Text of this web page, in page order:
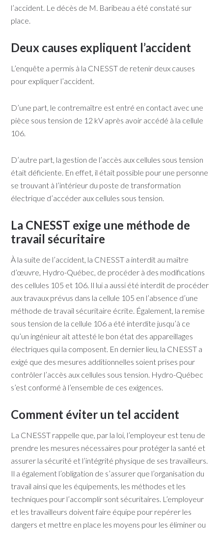
l’accident. Le décès de M. Baribeau a été constaté sur
place.
Deux causes expliquent l’accident
L’enquête a permis à la CNESST de retenir deux causes
pour expliquer l’accident.
D’une part, le contremaître est entré en contact avec une
pièce sous tension de 12 kV après avoir accédé à la cellule
106.
D’autre part, la gestion de l’accès aux cellules sous tension
était déficiente. En effet, il était possible pour une personne
se trouvant à l’intérieur du poste de transformation
électrique d’accéder aux cellules sous tension.
La CNESST exige une méthode de
travail sécuritaire
À la suite de l’accident, la CNESST a interdit au maître
d’œuvre, Hydro-Québec, de procéder à des modifications
des cellules 105 et 106. Il lui a aussi été interdit de procéder
aux travaux prévus dans la cellule 105 en l’absence d’une
méthode de travail sécuritaire écrite. Également, la remise
sous tension de la cellule 106 a été interdite jusqu’à ce
qu’un ingénieur ait attesté le bon état des appareillages
électriques qui la composent. En dernier lieu, la CNESST a
exigé que des mesures additionnelles soient prises pour
contrôler l’accès aux cellules sous tension. Hydro-Québec
s’est conformé à l’ensemble de ces exigences.
Comment éviter un tel accident
La CNESST rappelle que, par la loi, l’employeur est tenu de
prendre les mesures nécessaires pour protéger la santé et
assurer la sécurité et l’intégrité physique de ses travailleurs.
Il a également l’obligation de s’assurer que l’organisation du
travail ainsi que les équipements, les méthodes et les
techniques pour l’accomplir sont sécuritaires. L’employeur
et les travailleurs doivent faire équipe pour repérer les
dangers et mettre en place les moyens pour les éliminer ou